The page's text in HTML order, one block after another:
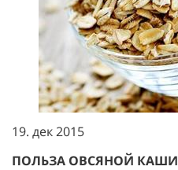
19. дек 2015
ПОЛЬЗА ОВСЯНОЙ КАШИ